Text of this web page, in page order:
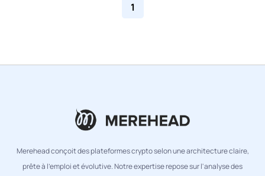
1
Merehead conçoit des plateformes crypto selon une architecture claire,
prête à l'emploi et évolutive. Notre expertise repose sur l'analyse des